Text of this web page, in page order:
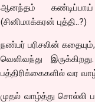
ஆனந்தம் கண்டிப்பாய்
(சினிமாக்கரன் புத்தி..?)
நண்பர் பரிசலின்
வெளிவந்து
பத்திரிக்கைகளில் வர
முதல் வாழ்த்து சொல்லி